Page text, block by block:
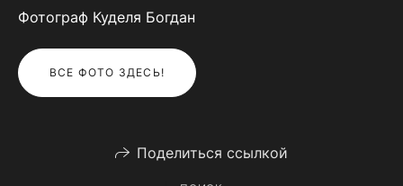
Фотограф Куделя Богдан
ВСЕ ФОТО ЗДЕСЬ!
Поделиться ссылкой